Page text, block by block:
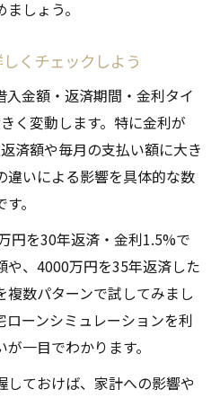
しょう。
くチェックしよう
金額・返済期間・金利タイ
く変動します。特に金利が
済額や毎月の支払い額に大き
違いによる影響を具体的な数
。
円を30年返済・金利1.5%で
や、4000万円を35年返済した
数パターンで試してみまし
ローンシミュレーションを利
一目でわかります。
ておけば、家計への影響や